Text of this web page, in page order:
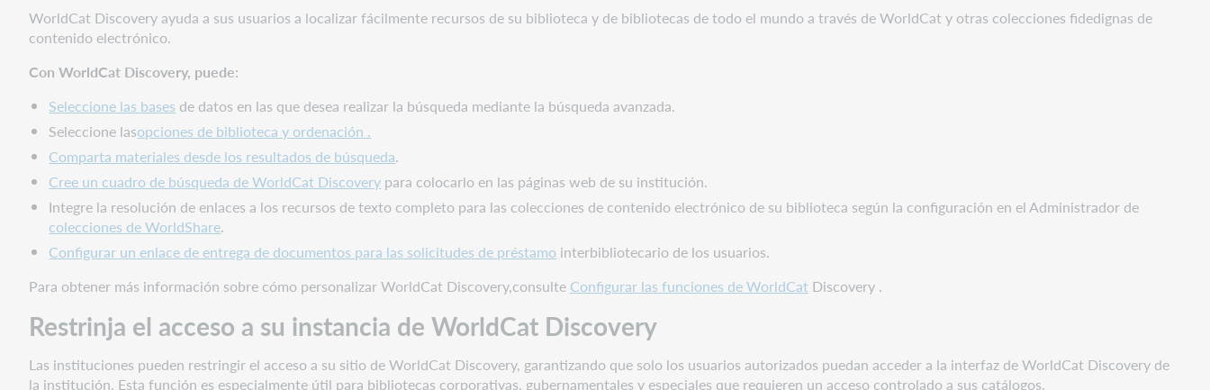
WorldCat
Discovery
de
tiempo
de
espera
de
sesión
para
usuarios
que
iniciaron
de
la
interfaz
de
WorldCat Discovery ayuda a sus usuarios a localizar fácilmente recursos de su biblioteca y de bibliotecas de todo el mundo a través de WorldCat y otras colecciones fidedignas de
contenido electrónico.
Con WorldCat Discovery, puede:
Seleccione las bases de datos en las que desea realizar la búsqueda mediante la búsqueda avanzada.
Seleccione lasopciones de biblioteca y ordenación .
Comparta materiales desde los resultados de búsqueda.
Cree un cuadro de búsqueda de WorldCat Discovery para colocarlo en las páginas web de su institución.
Integre la resolución de enlaces a los recursos de texto completo para las colecciones de contenido electrónico de su biblioteca según la configuración en el Administrador de
colecciones de WorldShare.
Configurar un enlace de entrega de documentos para las solicitudes de préstamo interbibliotecario de los usuarios.
Para obtener más información sobre cómo personalizar WorldCat Discovery,consulte Configurar las funciones de WorldCat Discovery .
Restrinja el acceso a su instancia de WorldCat Discovery
Las instituciones pueden restringir el acceso a su sitio de WorldCat Discovery, garantizando que solo los usuarios autorizados puedan acceder a la interfaz de WorldCat Discovery de
la institución. Esta función es especialmente útil para bibliotecas corporativas, gubernamentales y especiales que requieren un acceso controlado a sus catálogos.